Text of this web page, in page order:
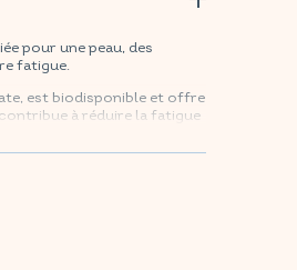
pour une peau, des
fatigue.
est biodisponible et offre
à réduire la fatigue